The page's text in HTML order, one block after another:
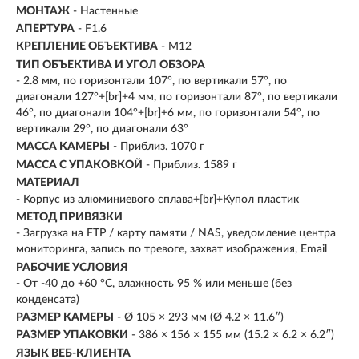
МОНТАЖ - Настенные
АПЕРТУРА - F1.6
КРЕПЛЕНИЕ ОБЪЕКТИВА - M12
ТИП ОБЪЕКТИВА И УГОЛ ОБЗОРА
- 2.8 мм, по горизонтали 107°, по вертикали 57°, по
диагонали 127°+[br]+4 мм, по горизонтали 87°, по вертикали
46°, по диагонали 104°+[br]+6 мм, по горизонтали 54°, по
вертикали 29°, по диагонали 63°
МАССА КАМЕРЫ
- Приблиз. 1070 г
МАССА С УПАКОВКОЙ - Приблиз. 1589 г
МАТЕРИАЛ
- Корпус из алюминиевого сплава+[br]+Купол пластик
МЕТОД ПРИВЯЗКИ
- Загрузка на FTP / карту памяти / NAS, уведомление центра
мониторинга, запись по тревоге, захват изображения, Email
РАБОЧИЕ УСЛОВИЯ
- От -40 до +60 °C, влажность 95 % или меньше (без
конденсата)
РАЗМЕР КАМЕРЫ
- Ø 105 × 293 мм (Ø 4.2 × 11.6″)
РАЗМЕР УПАКОВКИ - 386 × 156 × 155 мм (15.2 × 6.2 × 6.2″)
ЯЗЫК ВЕБ-КЛИЕНТА